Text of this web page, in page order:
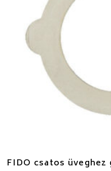
FIDO csatos üveghez